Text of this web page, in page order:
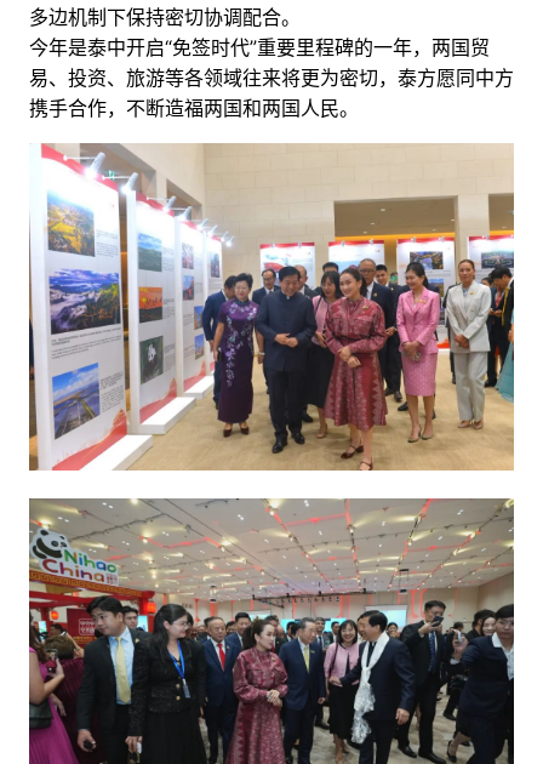
多边机制下保持密切协调配合。
今年是泰中开启“免签时代”重要里程碑的一年，两国贸
易、投资、旅游等各领域往来将更为密切，泰方愿同中方
携手合作，不断造福两国和两国人民。